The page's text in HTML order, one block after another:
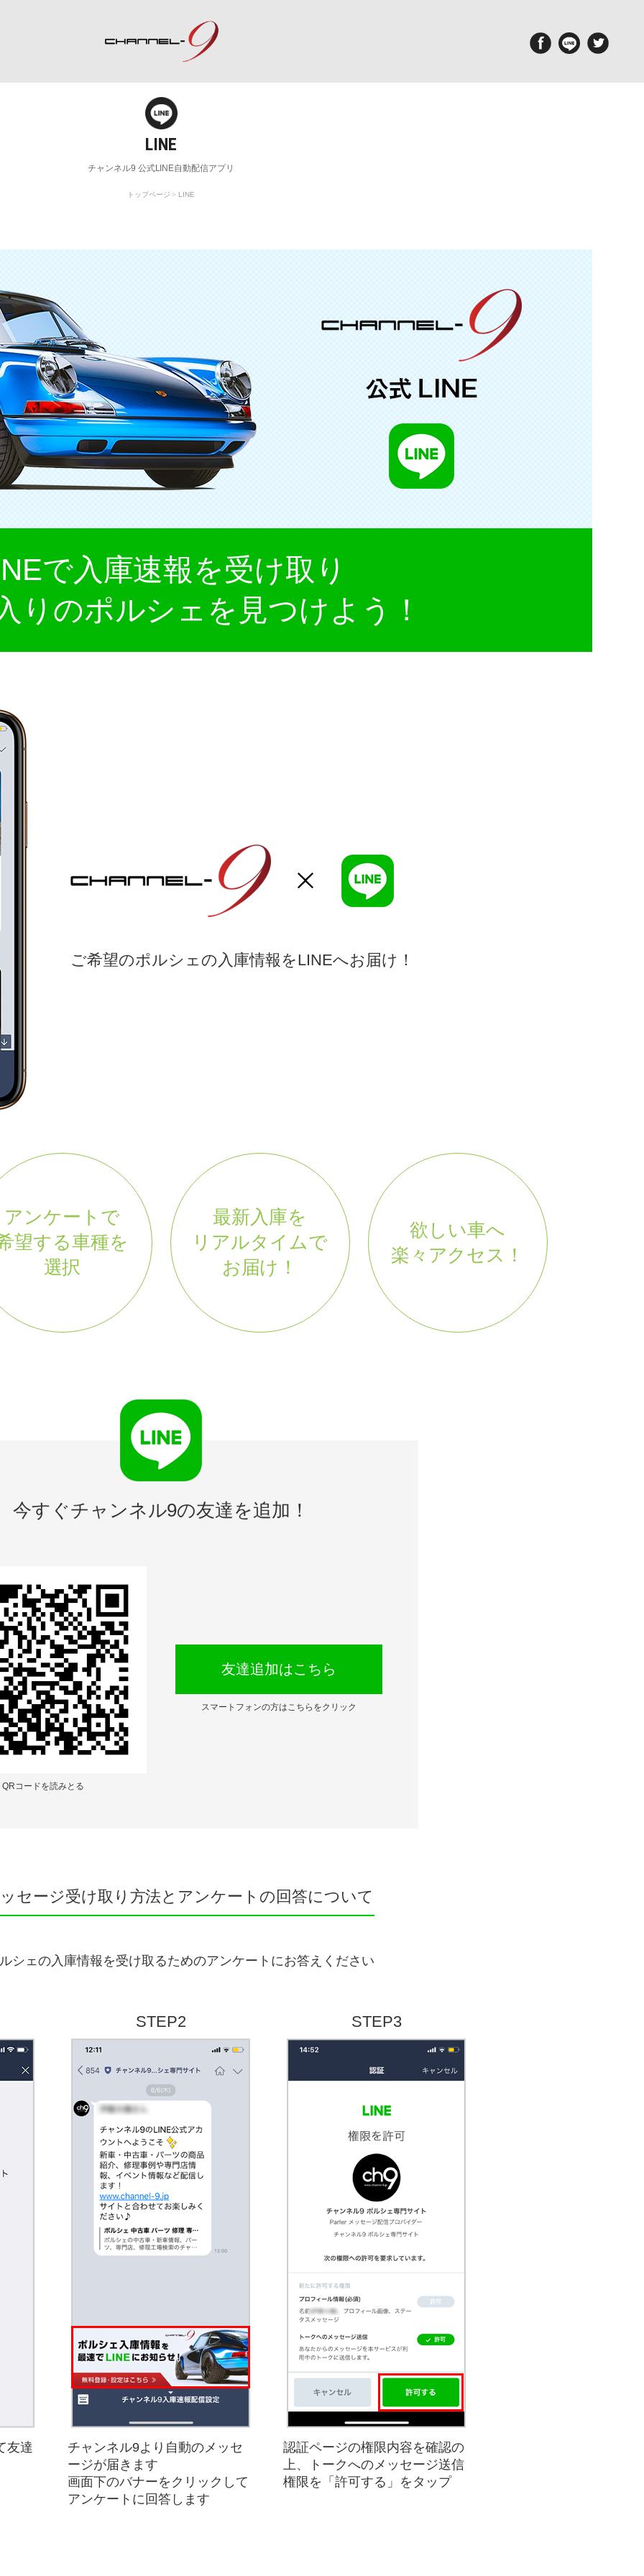
Special Shops
LINE
チャンネル9 公式LINE自動配信アプリ
トップページ LINE
で入庫速報を受け取り
りのポルシェを見つけよう！
ご希望のポルシェの入庫情報をLINEへお届け！
アンケートで
望する車種を
選択
最新入庫を
リアルタイムで
お届け！
欲しい車へ
楽々アクセス！
今すぐチャンネル9の友達を追加！
QRコードを読みとる
友達追加はこちら
スマートフォンの方はこちらをクリック
セージ受け取り方法とアンケートの回答について
シェの入庫情報を受け取るためのアンケートにお答えください
友達
STEP2
チャンネル9より自動のメッセ
ージが届きます
画面下のバナーをクリックして
アンケートに回答します
STEP3
認証ページの権限内容を確認の
上、トークへのメッセージ送信
権限を「許可する」をタップ